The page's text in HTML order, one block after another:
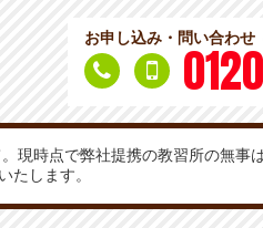
お申し込み・問い合わせ
現時点で弊社提携の教習所の無事
たします。